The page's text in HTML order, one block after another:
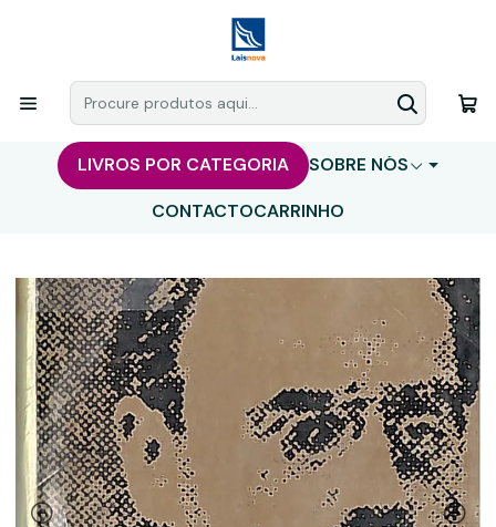
LIVROS POR CATEGORIA
SOBRE NÓS
CONTACTOCARRINHO